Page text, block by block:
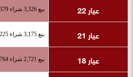
عيار 22 بيع 3,326 شراء 3,379
عيار 21 بيع 3,175 شراء 3,225
عيار 18 بيع 2,721 شراء 2,764